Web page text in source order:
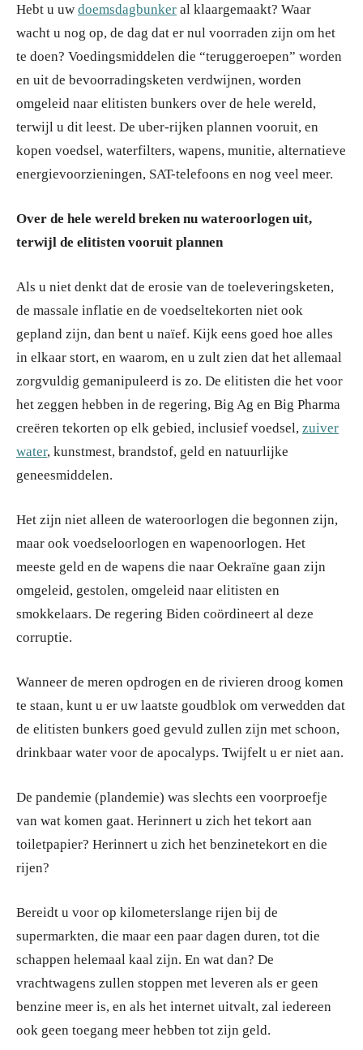
Hebt u uw doemsdagbunker al klaargemaakt? Waar
wacht u nog op, de dag dat er nul voorraden zijn om het
te doen? Voedingsmiddelen die “teruggeroepen” worden
en uit de bevoorradingsketen verdwijnen, worden
omgeleid naar elitisten bunkers over de hele wereld,
terwijl u dit leest. De uber-rijken plannen vooruit, en
kopen voedsel, waterfilters, wapens, munitie, alternatieve
energievoorzieningen, SAT-telefoons en nog veel meer.
Over de hele wereld breken nu wateroorlogen uit,
terwijl de elitisten vooruit plannen
Als u niet denkt dat de erosie van de toeleveringsketen,
de massale inflatie en de voedseltekorten niet ook
gepland zijn, dan bent u naïef. Kijk eens goed hoe alles
in elkaar stort, en waarom, en u zult zien dat het allemaal
zorgvuldig gemanipuleerd is zo. De elitisten die het voor
het zeggen hebben in de regering, Big Ag en Big Pharma
creëren tekorten op elk gebied, inclusief voedsel, zuiver
water, kunstmest, brandstof, geld en natuurlijke
geneesmiddelen.
Het zijn niet alleen de wateroorlogen die begonnen zijn,
maar ook voedseloorlogen en wapenoorlogen. Het
meeste geld en de wapens die naar Oekraïne gaan zijn
omgeleid, gestolen, omgeleid naar elitisten en
smokkelaars. De regering Biden coördineert al deze
corruptie.
Wanneer de meren opdrogen en de rivieren droog komen
te staan, kunt u er uw laatste goudblok om verwedden dat
de elitisten bunkers goed gevuld zullen zijn met schoon,
drinkbaar water voor de apocalyps. Twijfelt u er niet aan.
De pandemie (plandemie) was slechts een voorproefje
van wat komen gaat. Herinnert u zich het tekort aan
toiletpapier? Herinnert u zich het benzinetekort en die
rijen?
Bereidt u voor op kilometerslange rijen bij de
supermarkten, die maar een paar dagen duren, tot die
schappen helemaal kaal zijn. En wat dan? De
vrachtwagens zullen stoppen met leveren als er geen
benzine meer is, en als het internet uitvalt, zal iedereen
ook geen toegang meer hebben tot zijn geld.